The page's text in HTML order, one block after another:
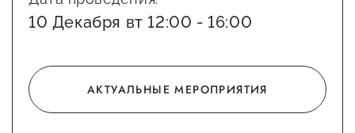
Центр информационно-
консультационного
10 Декабря вт 12:00 - 16:00
АКТУАЛЬНЫЕ МЕРОПРИЯТИЯ